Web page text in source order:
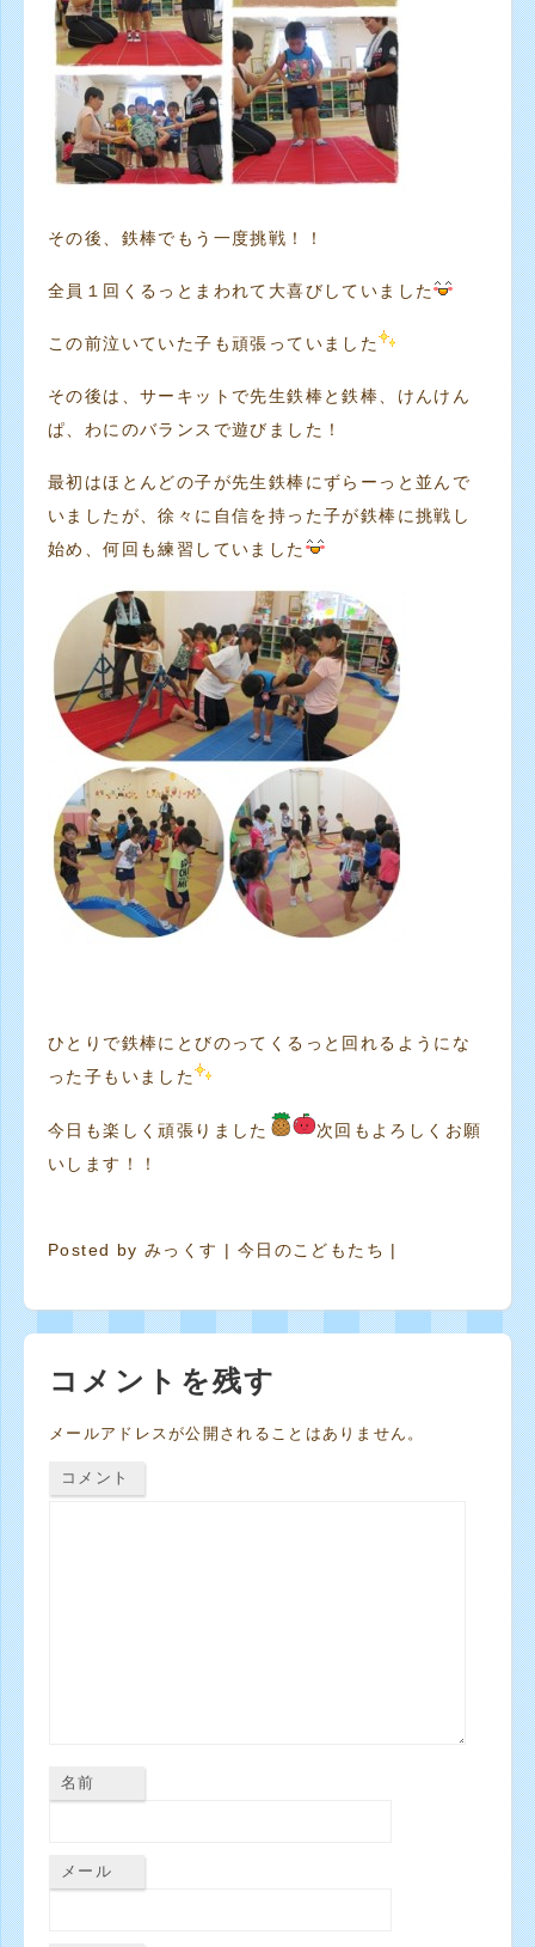
その後、鉄棒でもう一度挑戦！！
全員１回くるっとまわれて大喜びしていました
この前泣いていた子も頑張っていました
その後は、サーキットで先生鉄棒と鉄棒、けんけん
ぱ、わにのバランスで遊びました！
最初はほとんどの子が先生鉄棒にずらーっと並んで
いましたが、徐々に自信を持った子が鉄棒に挑戦し
始め、何回も練習していました
ひとりで鉄棒にとびのってくるっと回れるようにな
った子もいました
今日も楽しく頑張りました
次回もよろしくお願
いします！！
Posted byみっくす | 今日のこどもたち |
コメントを残す
メールアドレスが公開されることはありません。
コメント
名前
メール